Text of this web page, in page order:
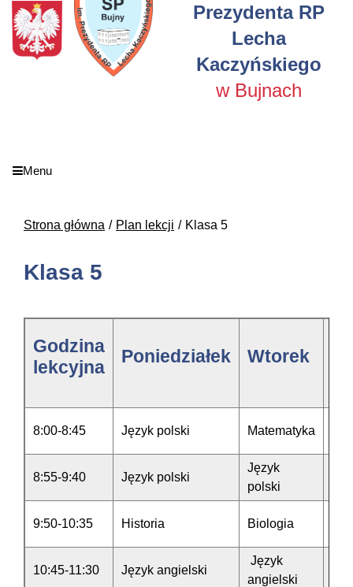
Prezydenta RP
Lecha
Kaczyńskiego
w Bujnach
Menu
Strona główna Plan lekcji Klasa 5
Klasa 5
Godzina
lekcyjna
Poniedziałek Wtorek
8:00-8:45 Język polski Matematyka
8:55-9:40 Język polski
Język
polski
9:50-10:35 Historia Biologia
10:45-11:30 Język angielski
Język
angielski